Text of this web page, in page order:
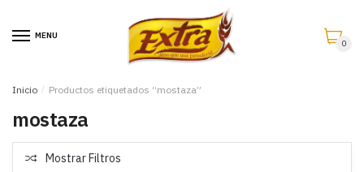
MENU
0
Inicio / Productos etiquetados “mostaza”
mostaza
Mostrar Filtros